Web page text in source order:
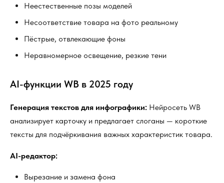
Неестественные позы моделей
Несоответствие товара на фото реальному
Пёстрые, отвлекающие фоны
Неравномерное освещение, резкие тени
AI-функции WB в 2025 году
Генерация текстов для инфографики: Нейросеть WB
анализирует карточку и предлагает слоганы — короткие
тексты для подчёркивания важных характеристик товара.
AI-редактор:
Вырезание и замена фона